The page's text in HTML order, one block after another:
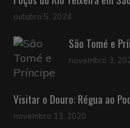
outubro 5, 2024
São Tomé e
novembro 3,
Visitar o Douro: Régua ao
novembro 13, 2020